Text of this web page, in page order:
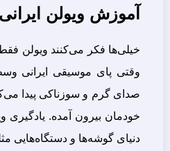
آموزش ویولن ایرانی
خیلی‌ها فکر می‌کنند ویولن
وقتی پای موسیقی ایرانی
صدای گرم و سوزناکی پیدا
خودمان بیرون آمده. یادگیری
دنیای گوشه‌ها و دستگاه‌هایی